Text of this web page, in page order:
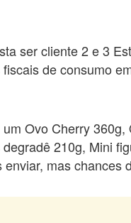
ser cliente 2 e 3
de consumo
Ovo Cherry
210g, Mini
mas chances